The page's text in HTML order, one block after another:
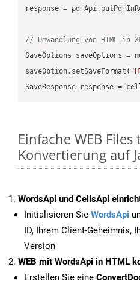
response =
// Umwandlung von HTML in
SaveOptions saveOptions =
saveOption.setSaveFormat(
SaveResponse response =
Einfache WEB Files
Konvertierung auf
WordsApi und CellsApi
Initialisieren Sie WordsApi
ID, Ihrem Client-Geheimnis,
Version
WEB mit WordsApi in HTML
Erstellen Sie eine